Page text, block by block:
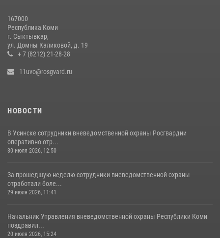
За прошедшую неделю сотрудники вневедомственной охраны
отработали более 100 тревог, поступивших с охраняемых объектов
29 июля 2026, 11:41
167000
Республика Коми
г. Сыктывкар,
ул. Домны Каликовой, д. 19
+ 7 (8212) 21-28-28
11uvo@rosgvard.ru
НОВОСТИ
В Усинске сотрудники вневедомственной охраны Росгвардии
оперативно отр...
30 июля 2026, 12:50
За прошедшую неделю сотрудники вневедомственной охраны
отработали боле...
29 июля 2026, 11:41
Начальник Управления вневедомственной охраны Республики Коми
поздравил...
20 июля 2026, 15:24